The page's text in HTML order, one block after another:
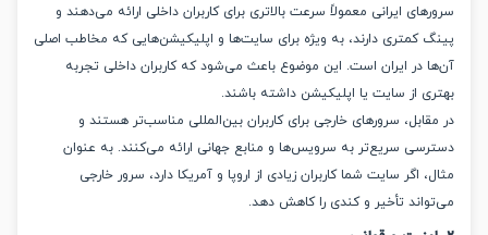
ایرانی معمولاً سرعت بالاتری برای کاربران داخلی ارائه می‌دهند و
کمتری دارند، به ویژه برای سایت‌ها و اپلیکیشن‌هایی که مخاطب اصلی
در ایران است. این موضوع باعث می‌شود که کاربران داخلی تجربه
از سایت یا اپلیکیشن داشته باشند.
سرورهای خارجی برای کاربران بین‌المللی مناسب‌تر هستند و
سریع‌تر به سرویس‌ها و منابع جهانی ارائه می‌کنند. به عنوان
اگر سایت شما کاربران زیادی از اروپا و آمریکا دارد، سرور خارجی
تأخیر و کندی را کاهش دهد.